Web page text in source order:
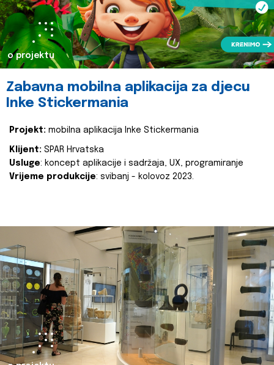
o projektu
Zabavna mobilna aplikacija za djecu
Inke Stickermania
Projekt: mobilna aplikacija Inke Stickermania
Klijent: SPAR Hrvatska
Usluge: koncept aplikacije i sadržaja, UX, programiranje
Vrijeme produkcije: svibanj - kolovoz 2023.